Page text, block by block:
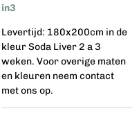
in3
Levertijd: 180x200cm in de
kleur Soda Liver 2 a 3
weken. Voor overige maten
en kleuren neem contact
met ons op.